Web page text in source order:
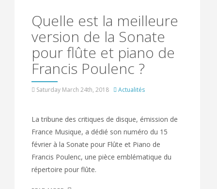
Quelle est la meilleure
version de la Sonate
pour flûte et piano de
Francis Poulenc ?
Saturday March 24th, 2018 Actualités
La tribune des critiques de disque, émission de
France Musique, a dédié son numéro du 15
février à la Sonate pour Flûte et Piano de
Francis Poulenc, une pièce emblématique du
répertoire pour flûte.